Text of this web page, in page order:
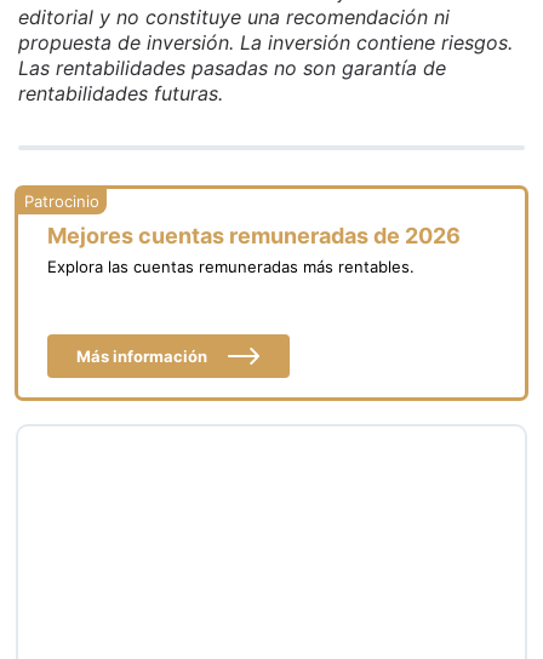
editorial y no constituye una recomendación ni
propuesta de inversión. La inversión contiene riesgos.
Las rentabilidades pasadas no son garantía de
rentabilidades futuras.
Mejores cuentas remuneradas de 2026
Explora las cuentas remuneradas más rentables.
Más información